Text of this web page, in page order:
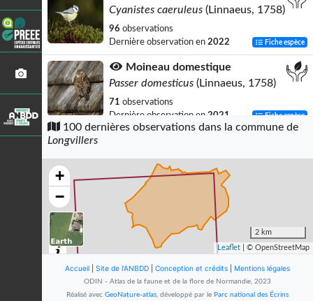
Cyanistes caeruleus (Linnaeus, 1758)
96 observations
Dernière observation en 2022 Fiche espèce
Moineau domestique
Passer domesticus (Linnaeus, 1758)
71 observations
Dernière observation en 2021 Fiche espèce
Parus majorLinnaeus, 1758
68observations
Dernière observation en
2021
Merle noir
Turdus merula Linnaeus, 1758
observations
Pinson des arbres
100 dernières observations dans la commune de
Longvillers
+
−
2 km
Leaflet | © OpenStreetMap
Accueil Site de l'ANBDD Conception et crédits Mentions légales
ODIN - Atlas de la faune et de la flore de Normandie, 2023
Réalisé avec GeoNature-atlas, développé par le Parc national des Écrins